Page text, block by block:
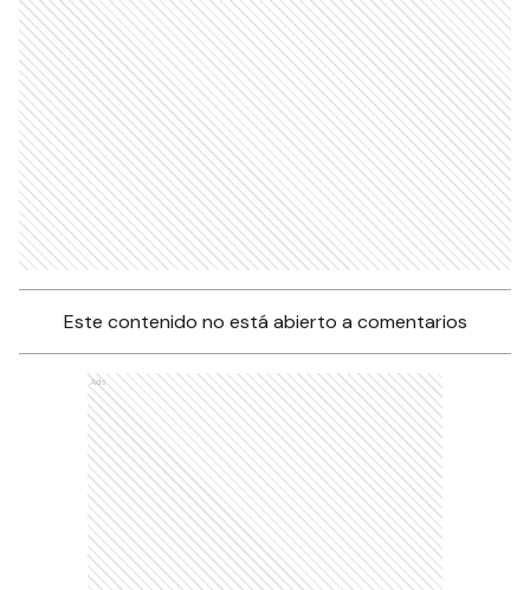
Este contenido no está abierto a comentarios
Ads